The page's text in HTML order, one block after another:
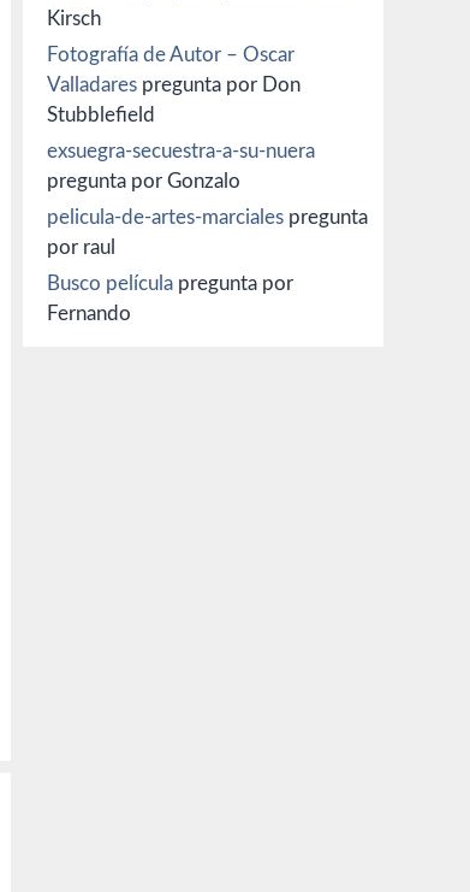
Kirsch
Fotografía de Autor – Oscar
Valladares pregunta por Don
Stubblefield
exsuegra-secuestra-a-su-nuera
pregunta por Gonzalo
pelicula-de-artes-marciales pregunta
por raul
Busco película pregunta por
Fernando